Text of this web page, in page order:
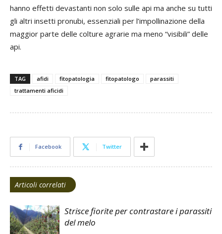
hanno effetti devastanti non solo sulle api ma anche su tutti
gli altri insetti pronubi, essenziali per l’impollinazione della
maggior parte delle colture agrarie ma meno “visibili” delle
api.
TAG afidi fitopatologia fitopatologo
parassiti
trattamenti aficidi
Facebook Twitter
Articoli correlati
Strisce fiorite per contrastare i parassiti
del melo